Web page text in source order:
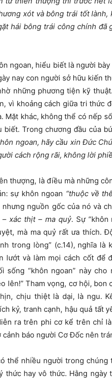
xót và bông trái tốt lành,
hái bông trái công chính đã
ngoan, hiểu biết là người
nay con người sở hữu kiến
những phương tiện kỹ
vì khoảng cách giữa tri thức
Mặt khác, không thể có nếp
Trong chương đầu của
ngoan, hãy cầu xin Đức
cách rộng rãi, không lời
thượng, là điều mà những
sự khôn ngoan “thuộc về
nhưng nguồn gốc của nó và
– xác thịt – ma quỷ. Sự “khôn
mà ma quỷ rất ưa thích.
trong lòng” (c.14), nghĩa là
lướt và làm mọi cách cốt để
“khôn ngoan” này cho
lên!” Tham vọng, cơ hội, bon
chịu thiệt là dại, là ngu.
kỷ, tranh cạnh, hậu quả tất
ra trên phi cơ kể trên chỉ
báo người Cơ Đốc nên
thể nhiều người trong chúng
thức hay vô thức. Hằng ngày